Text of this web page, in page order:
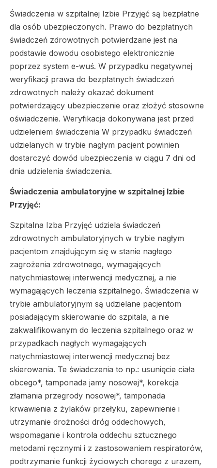
Świadczenia w szpitalnej Izbie Przyjęć są bezpłatne
dla osób ubezpieczonych. Prawo do bezpłatnych
świadczeń zdrowotnych potwierdzane jest na
podstawie dowodu osobistego elektronicznie
poprzez system e-wuś. W przypadku negatywnej
weryfikacji prawa do bezpłatnych świadczeń
zdrowotnych należy okazać dokument
potwierdzający ubezpieczenie oraz złożyć stosowne
oświadczenie. Weryfikacja dokonywana jest przed
udzieleniem świadczenia W przypadku świadczeń
udzielanych w trybie nagłym pacjent powinien
dostarczyć dowód ubezpieczenia w ciągu 7 dni od
dnia udzielenia świadczenia.
Świadczenia ambulatoryjne w szpitalnej Izbie
Przyjęć:
Szpitalna Izba Przyjęć udziela świadczeń
zdrowotnych ambulatoryjnych w trybie nagłym
pacjentom znajdującym się w stanie nagłego
zagrożenia zdrowotnego, wymagających
natychmiastowej interwencji medycznej, a nie
wymagających leczenia szpitalnego. Świadczenia w
trybie ambulatoryjnym są udzielane pacjentom
posiadającym skierowanie do szpitala, a nie
zakwalifikowanym do leczenia szpitalnego oraz w
przypadkach nagłych wymagających
natychmiastowej interwencji medycznej bez
skierowania. Te świadczenia to np.: usunięcie ciała
obcego*, tamponada jamy nosowej*, korekcja
złamania przegrody nosowej*, tamponada
krwawienia z żylaków przełyku, zapewnienie i
utrzymanie drożności dróg oddechowych,
wspomaganie i kontrola oddechu sztucznego
metodami ręcznymi i z zastosowaniem respiratorów,
podtrzymanie funkcji życiowych chorego z urazem,